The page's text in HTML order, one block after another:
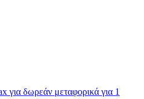
για δωρεάν μεταφορικά για 1